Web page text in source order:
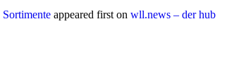
appeared first on wll.news – der hub